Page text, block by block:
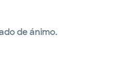
de ánimo.